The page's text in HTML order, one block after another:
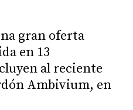
gran oferta
en 13
al reciente
Ambivium, en